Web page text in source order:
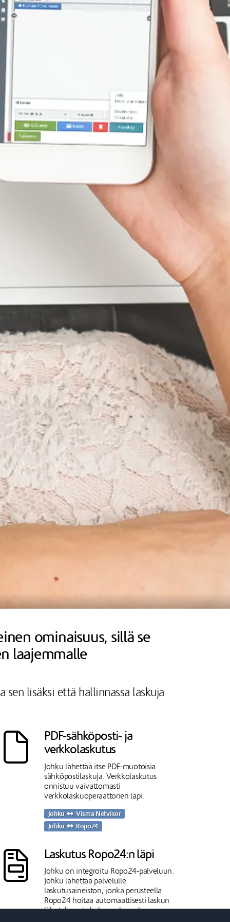
ominaisuus, sillä se
laajemmalle
sen lisäksi että hallinnassa laskuja
PDF-sähköposti- ja
verkkolaskutus
Johku lähettää itse PDF-muotoisia
sähköpostilaskuja. Verkkolaskutus
onnistuu vaivattomasti
verkkolaskuoperaattorien läpi.
Johku
Visma Netvisor
Johku
Ropo24
Laskutus Ropo24:n läpi
Johku on integroitu Ropo24-palveluun.
Johku lähettää palvelulle
laskutusaineiston, jonka perusteella
Ropo24 hoitaa automaattisesti laskun
lähetyksen ja koko maksuvalvonnan